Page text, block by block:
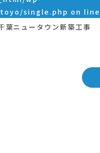
single.php on
葉ニュータウン新築工事